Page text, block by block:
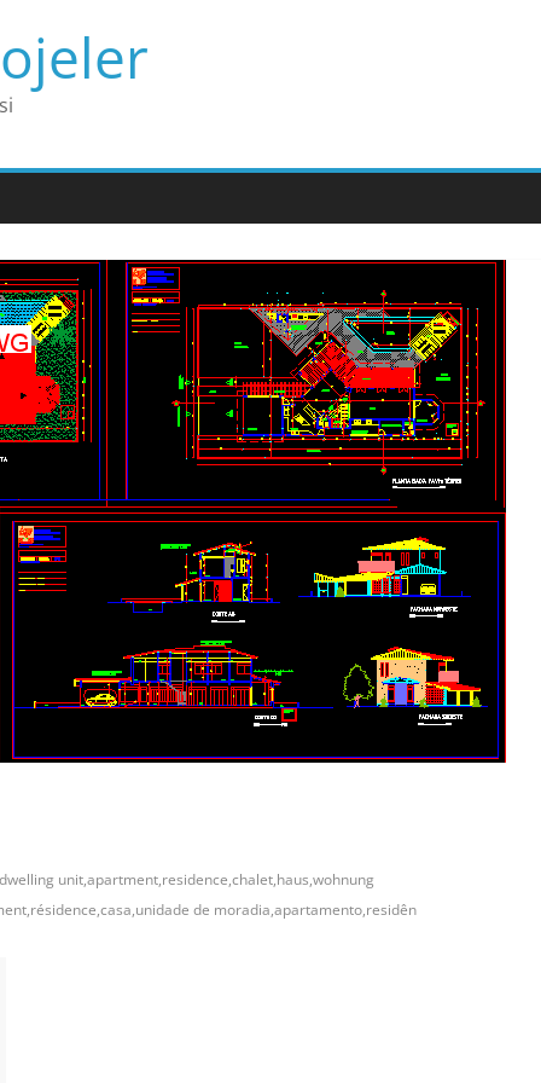
unit,apartment,residence,chalet,haus,wohnung
de moradia,apartamento,residên